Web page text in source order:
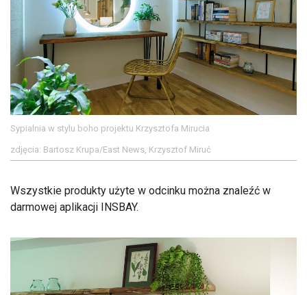
Sypialnia w stylu boho projektu Krzysztofa Mirucia
zdjęcia: Bartosz Krupa/East News, Krzysztof Miruć
Wszystkie produkty użyte w odcinku można znaleźć w
darmowej aplikacji INSBAY.